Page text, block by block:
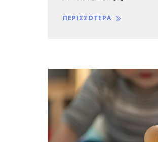
ΠΕΡΙΣΣΟΤΕΡΑ